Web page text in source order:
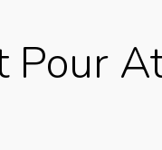
Pour